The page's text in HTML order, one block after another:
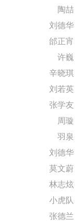
陶喆
刘德华
邰正宵
许巍
辛晓琪
刘若英
张学友
周璇
羽泉
刘德华
莫文蔚
林志炫
小虎队
张德兰